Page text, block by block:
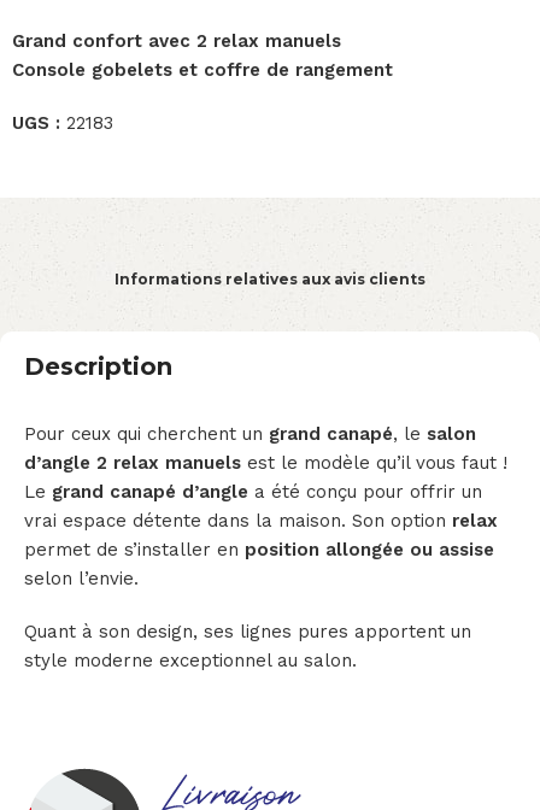
Grand confort avec 2 relax manuels
Console gobelets et coffre de rangement
UGS : 22183
Informations relatives aux avis clients
Description
Pour ceux qui cherchent un grand canapé, le salon
d’angle 2 relax manuels est le modèle qu’il vous faut !
Le grand canapé d’angle a été conçu pour offrir un
vrai espace détente dans la maison. Son option relax
permet de s’installer en position allongée ou assise
selon l’envie.
Quant à son design, ses lignes pures apportent un
style moderne exceptionnel au salon.